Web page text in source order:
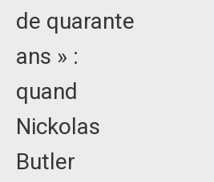
de quarante
ans » :
quand
Nickolas
Butler